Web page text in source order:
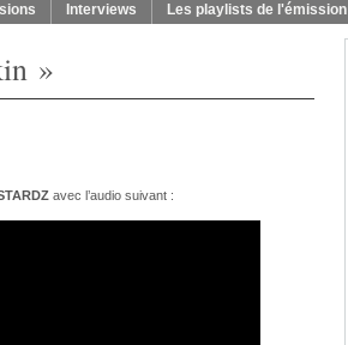
Interviews Les playlists de l'émission
»
avec l’audio suivant :